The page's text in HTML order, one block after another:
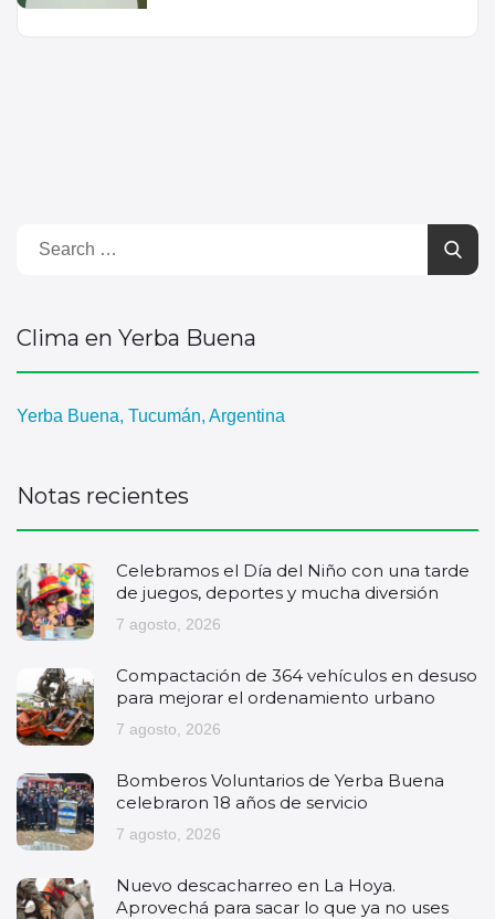
Clima en Yerba Buena
Yerba Buena, Tucumán, Argentina
Notas recientes
Celebramos el Día del Niño con una tarde
de juegos, deportes y mucha diversión
7 agosto, 2026
Compactación de 364 vehículos en desuso
para mejorar el ordenamiento urbano
7 agosto, 2026
Bomberos Voluntarios de Yerba Buena
celebraron 18 años de servicio
7 agosto, 2026
Nuevo descacharreo en La Hoya.
Aprovechá para sacar lo que ya no uses